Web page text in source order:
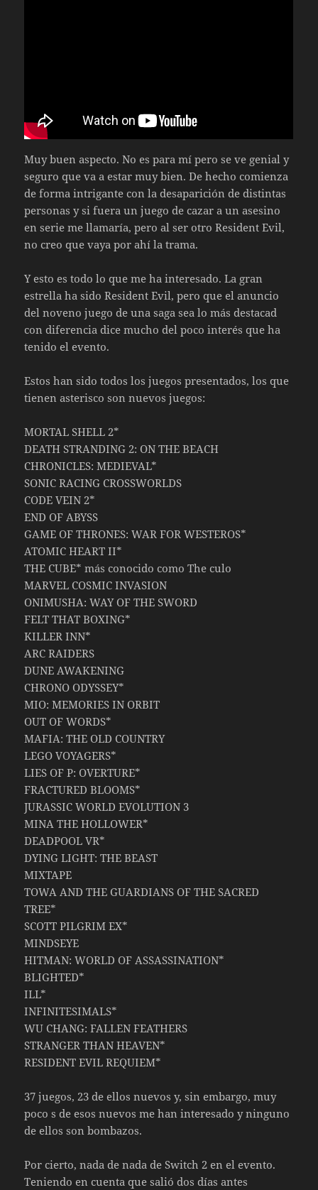
Muy buen aspecto. No es para mí pero se ve genial y
seguro que va a estar muy bien. De hecho comienza
de forma intrigante con la desaparición de distintas
personas y si fuera un juego de cazar a un asesino
en serie me llamaría, pero al ser otro Resident Evil,
no creo que vaya por ahí la trama.
Y esto es todo lo que me ha interesado. La gran
estrella ha sido Resident Evil, pero que el anuncio
del noveno juego de una saga sea lo más destacad
con diferencia dice mucho del poco interés que ha
tenido el evento.
Estos han sido todos los juegos presentados, los que
tienen asterisco son nuevos juegos:
MORTAL SHELL 2*
DEATH STRANDING 2: ON THE BEACH
CHRONICLES: MEDIEVAL*
SONIC RACING CROSSWORLDS
CODE VEIN 2*
END OF ABYSS
GAME OF THRONES: WAR FOR WESTEROS*
ATOMIC HEART II*
THE CUBE* más conocido como The culo
MARVEL COSMIC INVASION
ONIMUSHA: WAY OF THE SWORD
FELT THAT BOXING*
KILLER INN*
ARC RAIDERS
DUNE AWAKENING
CHRONO ODYSSEY*
MIO: MEMORIES IN ORBIT
OUT OF WORDS*
MAFIA: THE OLD COUNTRY
LEGO VOYAGERS*
LIES OF P: OVERTURE*
FRACTURED BLOOMS*
JURASSIC WORLD EVOLUTION 3
MINA THE HOLLOWER*
DEADPOOL VR*
DYING LIGHT: THE BEAST
MIXTAPE
TOWA AND THE GUARDIANS OF THE SACRED
TREE*
SCOTT PILGRIM EX*
MINDSEYE
HITMAN: WORLD OF ASSASSINATION*
BLIGHTED*
ILL*
INFINITESIMALS*
WU CHANG: FALLEN FEATHERS
STRANGER THAN HEAVEN*
RESIDENT EVIL REQUIEM*
37 juegos, 23 de ellos nuevos y, sin embargo, muy
poco s de esos nuevos me han interesado y ninguno
de ellos son bombazos.
Por cierto, nada de nada de Switch 2 en el evento.
Teniendo en cuenta que salió dos días antes